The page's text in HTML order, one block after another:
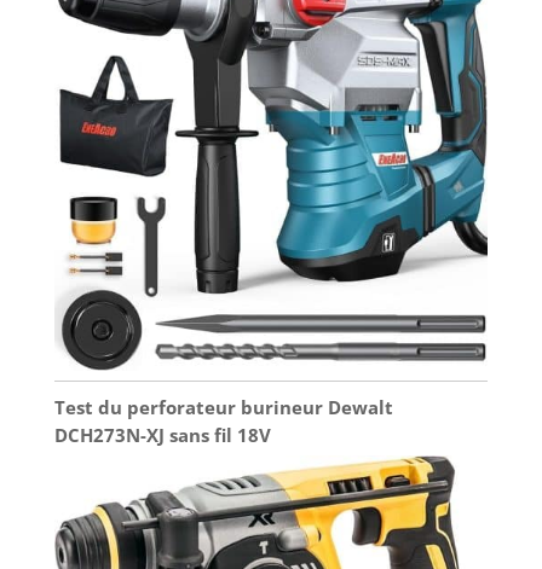
Test du perforateur burineur Dewalt
DCH273N-XJ sans fil 18V